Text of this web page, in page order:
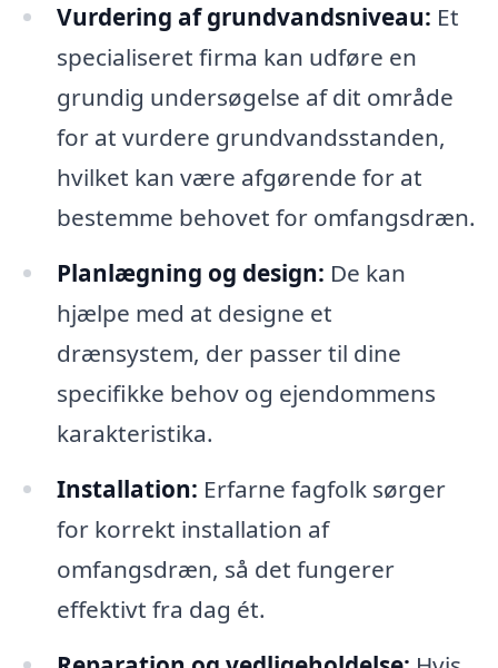
Vurdering af grundvandsniveau: Et
specialiseret firma kan udføre en
grundig undersøgelse af dit område
for at vurdere grundvandsstanden,
hvilket kan være afgørende for at
bestemme behovet for omfangsdræn.
Planlægning og design: De kan
hjælpe med at designe et
drænsystem, der passer til dine
specifikke behov og ejendommens
karakteristika.
Installation: Erfarne fagfolk sørger
for korrekt installation af
omfangsdræn, så det fungerer
effektivt fra dag ét.